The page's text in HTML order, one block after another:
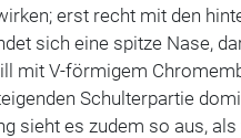
erst recht mit den
sich eine spitze Nase,
mit V-förmigem
Schulterpartie
sieht es zudem so aus,